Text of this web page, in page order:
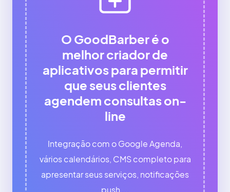
O GoodBarber é o
melhor criador de
aplicativos para permitir
que seus clientes
agendem consultas on-
line
Integração com o Google Agenda,
vários calendários, CMS completo para
apresentar seus serviços, notificações
push ...